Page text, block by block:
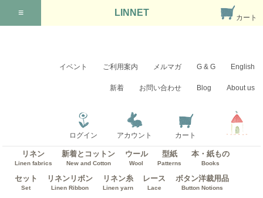
English
G & G
メルマガ
ご利用案内
イベント
About us
Blog
お問い合わせ
新着
ログイン アカウント カート
リネン
Linen fabrics
新着とコットン
New and Cotton
ウール
Wool
型紙
Patterns
本・紙もの
Books
セット
Set
リネンリボン
Linen Ribbon
リネン糸
Linen yarn
レース
Lace
ボタン洋裁用品
Button Notions
≡ LINNET カート